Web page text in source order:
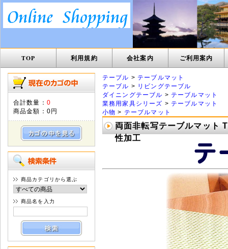
TOP 利用規約 会社案内 ご利用案内
合計数量： 0
商品金額： 0円
商品カテゴリから選ぶ
商品名を入力
テーブル >テーブルマット
テーブル > リビングテーブル
ダイニングテーブル > テーブルマット
業務用家具シリーズ > テーブルマット
小物 > テーブルマット
両面非転写テーブルマット
性加工